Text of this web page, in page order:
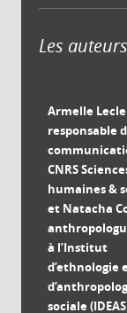
Les
Armelle
responsable
CNRS
humaines &
et Natacha
à l’Institut
d’ethnologie
sociale